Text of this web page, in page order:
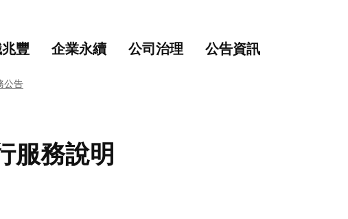
豐 企業永續 公司治理 公告資訊
公告
服務說明